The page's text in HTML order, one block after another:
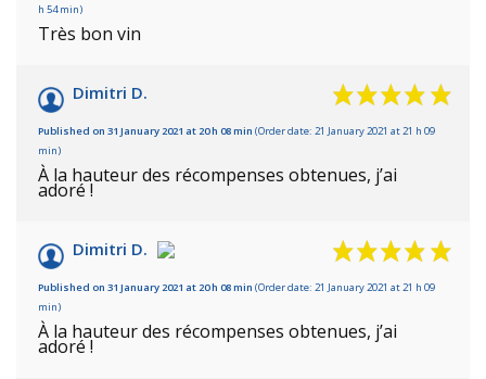
h 54 min)
Très bon vin
Dimitri D.
Published on 31 January 2021 at 20 h 08 min (Order date: 21 January 2021 at 21 h 09
min)
À la hauteur des récompenses obtenues, j’ai
adoré !
Dimitri D.
Published on 31 January 2021 at 20 h 08 min (Order date: 21 January 2021 at 21 h 09
min)
À la hauteur des récompenses obtenues, j’ai
adoré !